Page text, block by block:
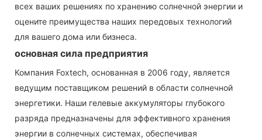
всех ваших решениях по хранению солнечной энергии и
оцените преимущества наших передовых технологий
для вашего дома или бизнеса.
основная сила предприятия
Компания Foxtech, основанная в 2006 году, является
ведущим поставщиком решений в области солнечной
энергетики. Наши гелевые аккумуляторы глубокого
разряда предназначены для эффективного хранения
энергии в солнечных системах, обеспечивая